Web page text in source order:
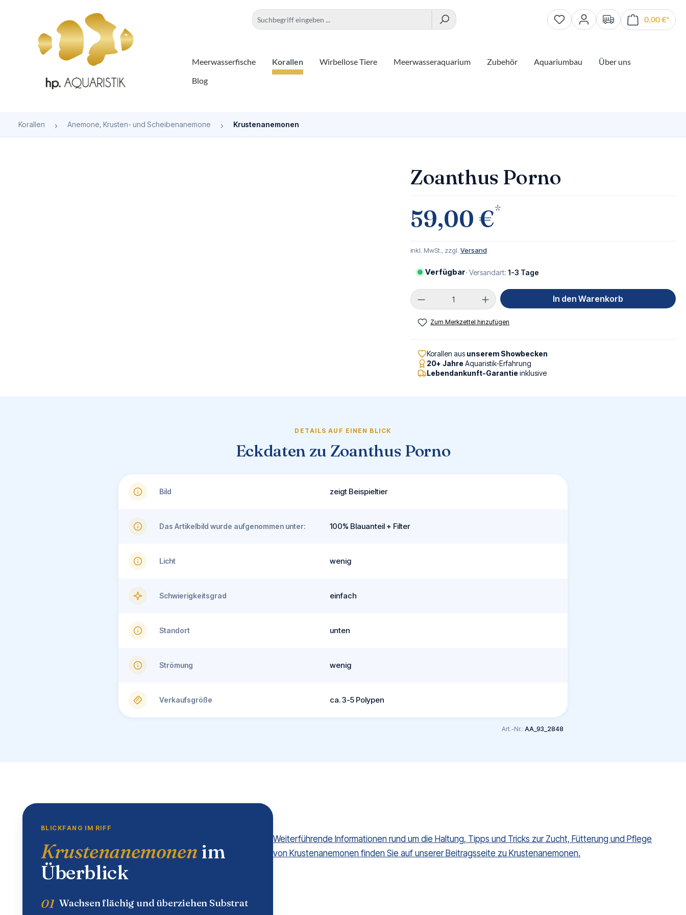
Zur Hauptnavigation springen
0,00 €*
Meerwasserfische Korallen Wirbellose Tiere Meerwasseraquarium Zubehör Aquariumbau
Über uns
Blog
Korallen Anemone, Krusten- und Scheibenanemone Krustenanemonen
Zoanthus Porno
59,00 €*
inkl. MwSt., zzgl. Versand
Verfügbar· Versandart: 1-3 Tage
Produkt Anzahl: Gib den gewünschten Wert ein
In den Warenkorb
Zum Merkzettel hinzufügen
Korallen aus unserem Showbecken
20+ JahreAquaristik-Erfahrung
Lebendankunft-Garantieinklusive
DETAILS AUF EINEN BLICK
Eckdaten zu Zoanthus Porno
Bild zeigt Beispieltier
Das Artikelbild wurde aufgenommen unter: 100% Blauanteil + Filter
Licht wenig
Schwierigkeitsgrad einfach
Standort unten
Strömung wenig
Verkaufsgröße ca. 3-5 Polypen
Art.-Nr.: AA_93_2848
BLICKFANG IM RIFF
Krustenanemonenim
Überblick
01 Wachsen flächig und überziehen Substrat
Weiterführende Informationen rund um die Haltung, Tipps und Tricks zur Zucht, Fütterung und Pflege
von Krustenanemonen finden Sie auf unserer Beitragsseite zu Krustenanemonen.